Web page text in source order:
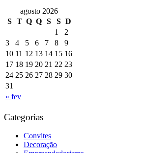
agosto 2026
S
T Q Q S S D
« fev
1
2
3
4 5 6 7 8
9
10 11 12 13 14 15 16
17 18 19 20 21 22 23
24 25 26 27 28 29 30
31
Categorias
Convites
Decoração